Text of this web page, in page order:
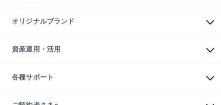
投資用マンション
アパート経営
収益物件
ビル購入（ビル一棟）
投資用不動産の売却査定
事業用不動産の売却査定
マンションライブラリー
人気マンションランキング
暮らしに役立つ不動産メディア
不動産相場・不動産価格情報
不動産コラム・ニュース
不動産用語集
不動産なんでもネット相談室
住まいの税金
オリジナルブランド
一棟リノベーションマンション
L`GENTE（ルジェンテ）
区分リノベーションマンション
投資用一棟レジデンスWELL
不動産小口投資
LEGACIA（レガシア）
資産運用・活用
不動産M&A
アセットマネジメント・出資
各種サポート
相続サポート